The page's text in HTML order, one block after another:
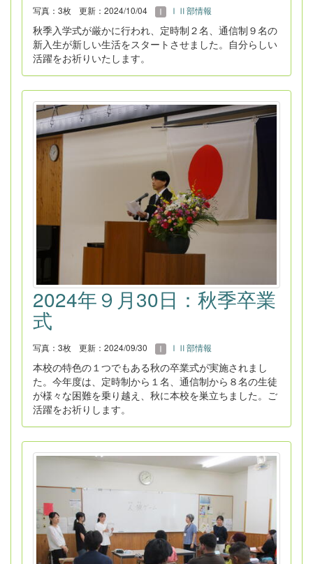
写真：3枚 更新：2024/10/04 ⅠⅡ部情報
秋季入学式が厳かに行われ、定時制２名、通信制９名の
新入生が新しい生活をスタートさせました。自分らしい
活躍をお祈りいたします。
2024年９月30日：秋季卒業
式
写真：3枚 更新：2024/09/30 ⅠⅡ部情報
本校の特色の１つでもある秋の卒業式が実施されまし
た。今年度は、定時制から１名、通信制から８名の生徒
が様々な困難を乗り越え、秋に本校を巣立ちました。ご
活躍をお祈りします。